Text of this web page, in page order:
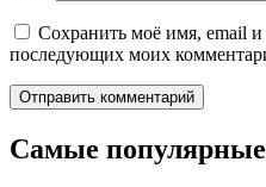
Сохранить моё имя, email и
последующих моих
Самые